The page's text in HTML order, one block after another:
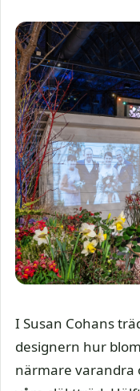
I Susan Cohans
designern hur
närmare varandra